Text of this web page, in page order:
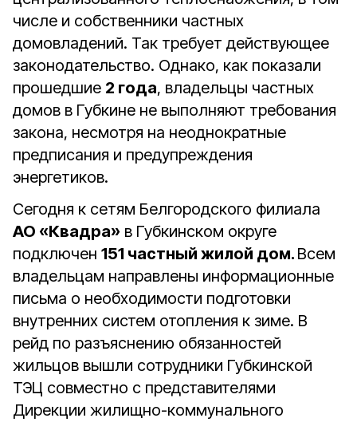
числе и собственники частных
домовладений. Так требует действующее
законодательство. Однако, как показали
прошедшие 2 года, владельцы частных
домов в Губкине не выполняют требования
закона, несмотря на неоднократные
предписания и предупреждения
энергетиков.
Сегодня к сетям Белгородского филиала
АО «Квадра» в Губкинском округе
подключен 151 частный жилой дом. Всем
владельцам направлены информационные
письма о необходимости подготовки
внутренних систем отопления к зиме. В
рейд по разъяснению обязанностей
жильцов вышли сотрудники Губкинской
ТЭЦ совместно с представителями
Дирекции жилищно-коммунального